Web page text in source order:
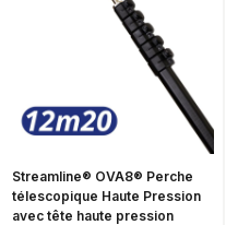
Streamline® OVA8® Perche
télescopique Haute Pression
avec tête haute pression